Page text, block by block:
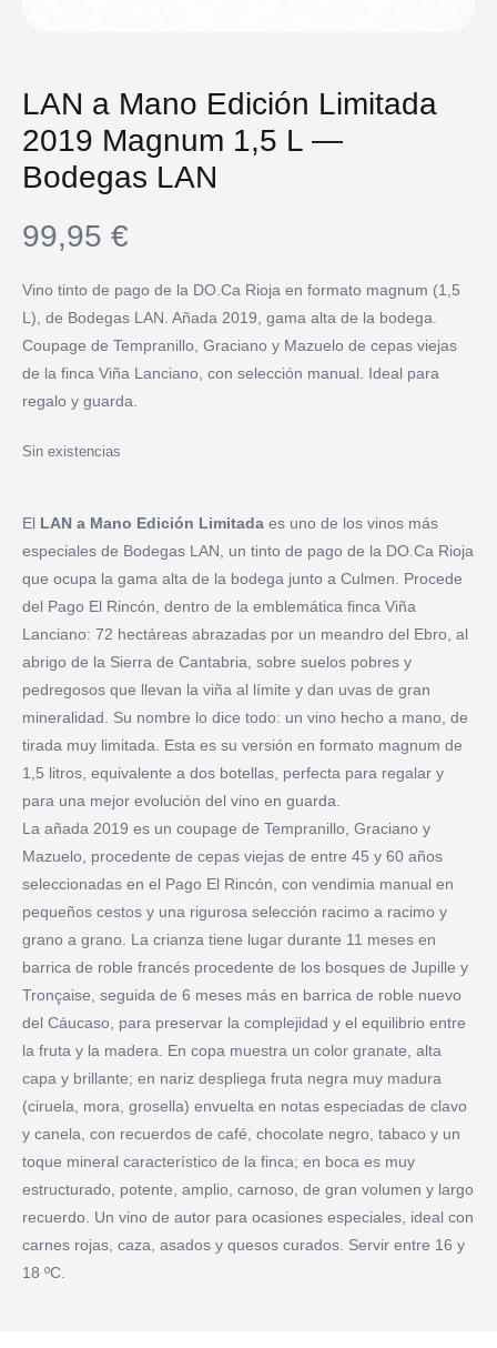
LAN a Mano Edición Limitada
2019 Magnum 1,5 L —
Bodegas LAN
99,95 €
Vino tinto de pago de la DO.Ca Rioja en formato magnum (1,5
L), de Bodegas LAN. Añada 2019, gama alta de la bodega.
Coupage de Tempranillo, Graciano y Mazuelo de cepas viejas
de la finca Viña Lanciano, con selección manual. Ideal para
regalo y guarda.
Sin existencias
El LAN a Mano Edición Limitada es uno de los vinos más
especiales de Bodegas LAN, un tinto de pago de la DO.Ca Rioja
que ocupa la gama alta de la bodega junto a Culmen. Procede
del Pago El Rincón, dentro de la emblemática finca Viña
Lanciano: 72 hectáreas abrazadas por un meandro del Ebro, al
abrigo de la Sierra de Cantabria, sobre suelos pobres y
pedregosos que llevan la viña al límite y dan uvas de gran
mineralidad. Su nombre lo dice todo: un vino hecho a mano, de
tirada muy limitada. Esta es su versión en formato magnum de
1,5 litros, equivalente a dos botellas, perfecta para regalar y
para una mejor evolución del vino en guarda.
La añada 2019 es un coupage de Tempranillo, Graciano y
Mazuelo, procedente de cepas viejas de entre 45 y 60 años
seleccionadas en el Pago El Rincón, con vendimia manual en
pequeños cestos y una rigurosa selección racimo a racimo y
grano a grano. La crianza tiene lugar durante 11 meses en
barrica de roble francés procedente de los bosques de Jupille y
Tronçaise, seguida de 6 meses más en barrica de roble nuevo
del Cáucaso, para preservar la complejidad y el equilibrio entre
la fruta y la madera. En copa muestra un color granate, alta
capa y brillante; en nariz despliega fruta negra muy madura
(ciruela, mora, grosella) envuelta en notas especiadas de clavo
y canela, con recuerdos de café, chocolate negro, tabaco y un
toque mineral característico de la finca; en boca es muy
estructurado, potente, amplio, carnoso, de gran volumen y largo
recuerdo. Un vino de autor para ocasiones especiales, ideal con
carnes rojas, caza, asados y quesos curados. Servir entre 16 y
18 ºC.